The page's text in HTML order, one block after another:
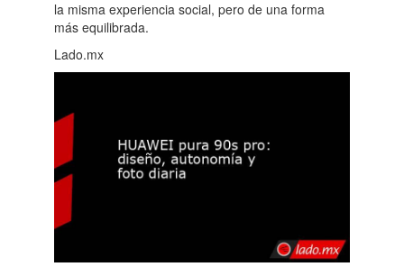
la misma experiencia social, pero de una forma
más equilibrada.
Lado.mx